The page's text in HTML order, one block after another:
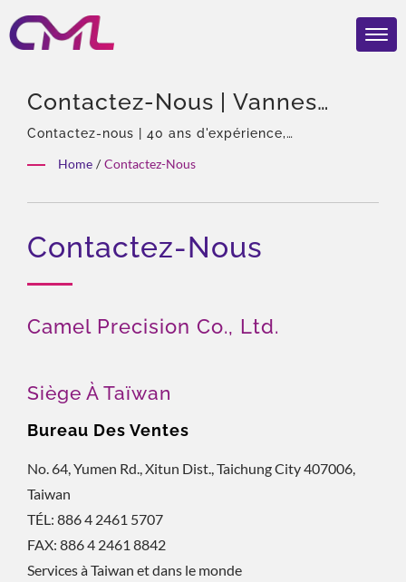
Contactez-Nous | Vannes
Hydrauliques Certifiées EMC,
ISO 9001 Et CE –
Reconnaissance Mondiale De
Contactez-nous | 40 ans d'expérience,
mondiale.
Home / Contactez-Nous
Contactez-Nous
Camel Precision Co., Ltd.
Siège À Taïwan
Bureau Des Ventes
No. 64, Yumen Rd., Xitun Dist., Taichung City 407006,
Taiwan
TÉL: 886 4 2461 5707
FAX: 886 4 2461 8842
Services à Taiwan et dans le monde